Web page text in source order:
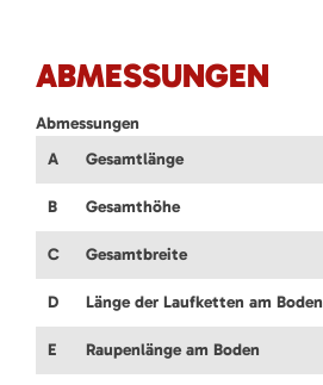
ABMESSUNGEN
Abmessungen
A
Gesamtlänge
B Gesamthöhe
C Gesamtbreite
D Länge der Laufketten am Boden
E Raupenlänge am Boden